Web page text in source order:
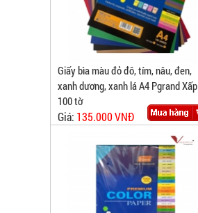
Giấy bìa màu đỏ đô, tím, nâu, đen,
xanh dương, xanh lá A4 Pgrand Xấp
100 tờ
Giá: 135.000 VNĐ